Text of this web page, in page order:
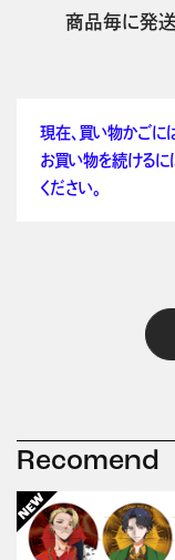
商品毎に発送
現在、買い物かごに
お買い物を続けるに
ください。
Recomend